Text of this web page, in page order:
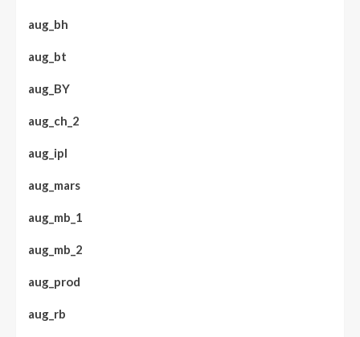
aug_bh
aug_bt
aug_BY
aug_ch_2
aug_ipl
aug_mars
aug_mb_1
aug_mb_2
aug_prod
aug_rb